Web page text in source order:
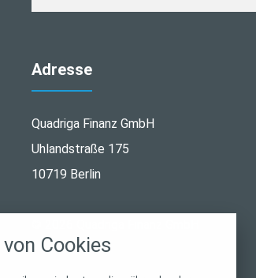
Adresse
Quadriga Finanz GmbH
Uhlandstraße 175
10719 Berlin
Cookies
akzeptieren oder zu blockieren.